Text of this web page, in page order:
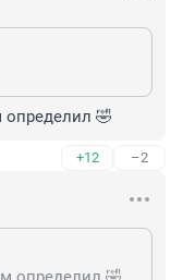
🤣
+12 –2